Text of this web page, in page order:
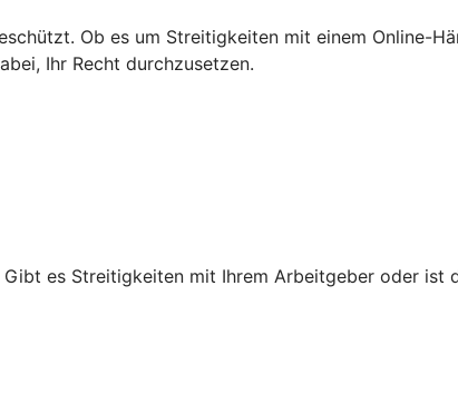
Ob es um Streitigkeiten mit einem Online-
Ihr Recht durchzusetzen.
es Streitigkeiten mit Ihrem Arbeitgeber oder ist